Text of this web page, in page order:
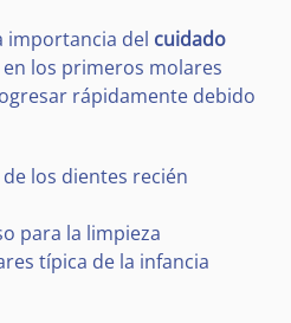
importancia del cuidado
en los primeros molares
rápidamente debido
los dientes recién
para la limpieza
típica de la infancia